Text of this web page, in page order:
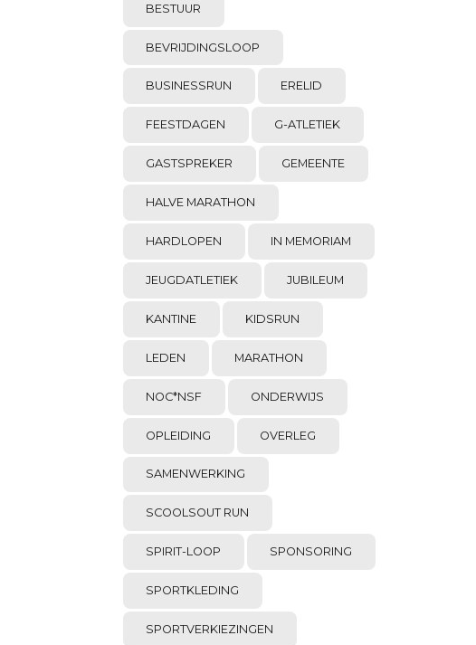
BESTUUR
BEVRIJDINGSLOOP
BUSINESSRUN ERELID
FEESTDAGEN G-ATLETIEK
GASTSPREKER GEMEENTE
HALVE MARATHON
HARDLOPEN IN MEMORIAM
JEUGDATLETIEK JUBILEUM
KANTINE KIDSRUN
LEDEN MARATHON
NOC*NSF ONDERWIJS
OPLEIDING OVERLEG
SAMENWERKING
SCOOLSOUT RUN
SPIRIT-LOOP SPONSORING
SPORTKLEDING
SPORTVERKIEZINGEN